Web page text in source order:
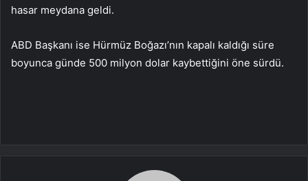
hasar meydana geldi.
ABD Başkanı ise Hürmüz Boğazı’nın kapalı kaldığı süre
boyunca günde 500 milyon dolar kaybettiğini öne sürdü.